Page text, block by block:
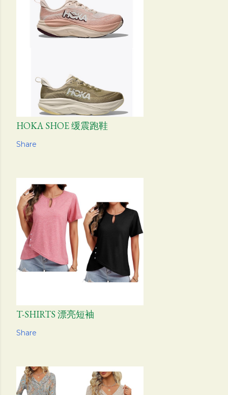
HOKA SHOE 缓震跑鞋
Share
T-SHIRTS 漂亮短袖
Share